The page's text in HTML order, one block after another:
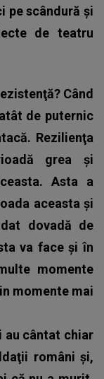
pe scândură şi
de teatru
Când
de puternic
Rezilienţa
grea şi
Asta a
aceasta şi
dovadă de
va face şi în
momente
momente mai
au cântat chiar
români şi,